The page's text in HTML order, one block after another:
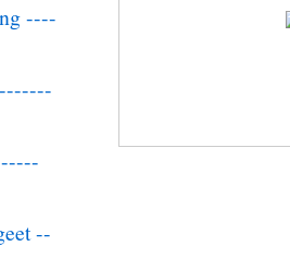
----
--